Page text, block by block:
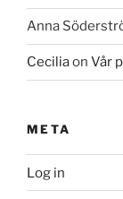
Anna
Ceciliaon Vår
META
Log in